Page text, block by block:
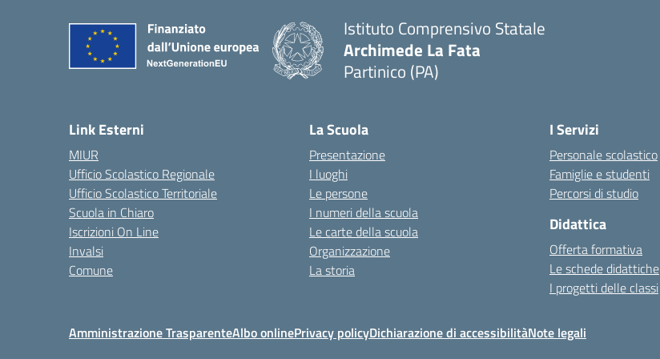
Istituto Comprensivo Statale
Archimede La Fata
Partinico (PA)
Link Esterni
MIUR
Ufficio Scolastico Regionale
Ufficio Scolastico Territoriale
Scuola in Chiaro
Iscrizioni On Line
Invalsi
Comune
La Scuola
Presentazione
I luoghi
Le persone
I numeri della scuola
Le carte della scuola
Organizzazione
La storia
I Servizi
Personale scolastico
Famiglie e studenti
Percorsi di studio
Didattica
Offerta formativa
Le schede didattiche
I progetti delle classi
Amministrazione TrasparenteAlbo onlinePrivacy policyDichiarazione di accessibilitàNote legali